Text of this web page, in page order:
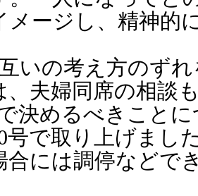
メージし、精神的
いの考え方のず
、夫婦同席の相談
決めるべきこと
号で取り上げまし
合には調停などで